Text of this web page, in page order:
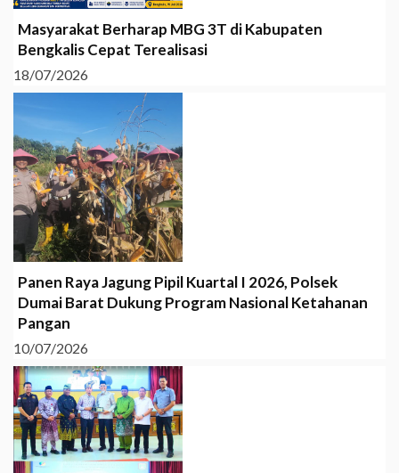
Masyarakat Berharap MBG 3T di Kabupaten
Bengkalis Cepat Terealisasi
18/07/2026
Panen Raya Jagung Pipil Kuartal I 2026, Polsek
Dumai Barat Dukung Program Nasional Ketahanan
Pangan
10/07/2026